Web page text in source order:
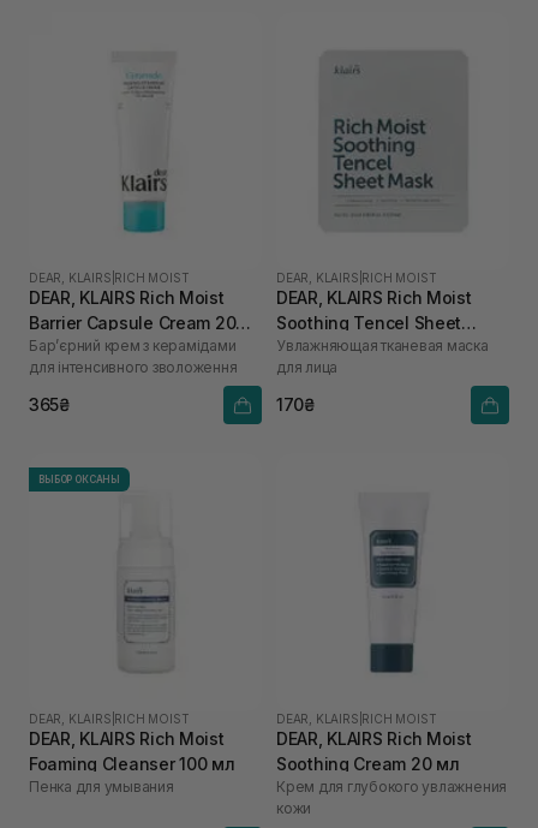
DEAR, KLAIRS RICH MOIST
DEAR, KLAIRS Rich Moist
Barrier Capsule Cream 20
мл
Бар’єрний крем з керамідами
для інтенсивного зволоження
365₴
DEAR, KLAIRS RICH MOIST
DEAR, KLAIRS Rich Moist
Soothing Tencel Sheet
Mask 1 шт
Увлажняющая тканевая маска
для лица
170₴
ВЫБОР ОКСАНЫ
DEAR, KLAIRS RICH MOIST
DEAR, KLAIRS Rich Moist
Foaming Cleanser 100 мл
Пенка для умывания
DEAR, KLAIRS RICH MOIST
DEAR, KLAIRS Rich Moist
Soothing Cream 20 мл
Крем для глубокого увлажнения
кожи